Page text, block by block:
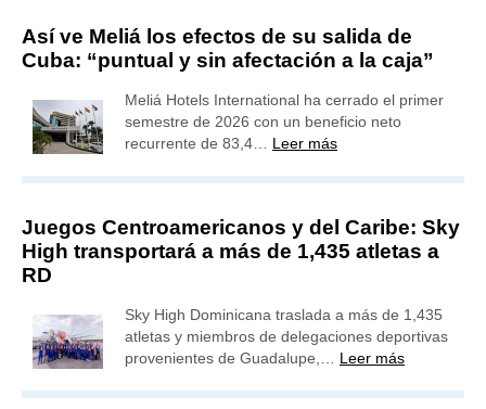
Así ve Meliá los efectos de su salida de
Cuba: “puntual y sin afectación a la caja”
Meliá Hotels International ha cerrado el primer
semestre de 2026 con un beneficio neto
recurrente de 83,4… Leer más
Juegos Centroamericanos y del Caribe: Sky
High transportará a más de 1,435 atletas a
RD
Sky High Dominicana traslada a más de 1,435
atletas y miembros de delegaciones deportivas
provenientes de Guadalupe,… Leer más